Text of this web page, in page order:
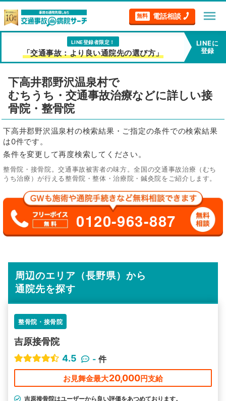
無料 電話相談 menu
LINE登録者限定！
「交通事故：より良い通院先の選び方」
LINEに
登録
下高井郡野沢温泉村で
むちうち・交通事故治療などに詳しい接
骨院・整骨院
下高井郡野沢温泉村の検索結果・ご指定の条件での検索結果
は0件です。
条件を変更して再度検索してください。
整骨院・接骨院。交通事故被害者の味方。全国の交通事故治療（むち
うち治療）が行える整骨院・整体・治療院・鍼灸院をご紹介します。
0120-963-887
周辺のエリア（長野県）から
通院先を探す
整骨院・接骨院
吉原接骨院
4.5
- 件
お見舞金最大20,000円支給
吉原接骨院はユーザーから良い評価をあつめております。